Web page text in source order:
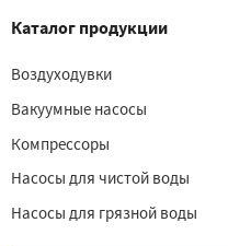
Каталог продукции
Воздуходувки
Вакуумные насосы
Компрессоры
Насосы для чистой воды
Насосы для грязной воды